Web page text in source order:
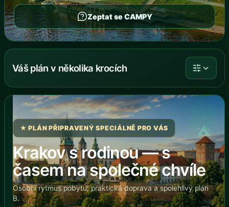
Zeptat se CAMPY
Váš plán v několika krocích
★ PLÁN PŘIPRAVENÝ SPECIÁLNĚ PRO VÁS
Krakov s rodinou — s
časem na společné chvíle
Osobní rytmus pobytu, praktická doprava a spolehlivý plán
B.
⛺